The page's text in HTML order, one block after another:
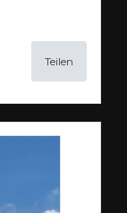
Teilen